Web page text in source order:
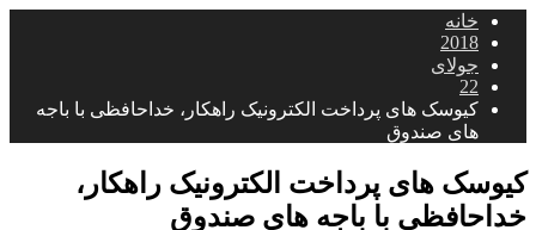
خانه
2018
جولای
22
کیوسک های پرداخت الکترونیک راهکار، خداحافظی با باجه
های صندوق
کیوسک های پرداخت الکترونیک راهکار،
خداحافظی با باجه های صندوق